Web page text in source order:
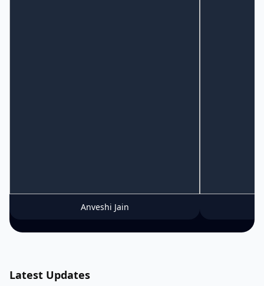
Anveshi Jain
Latest Updates